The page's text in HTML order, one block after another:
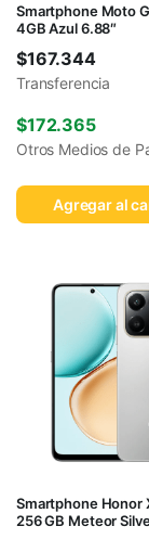
Smartphone Moto
4GB Azul 6.88″
$167.344
Transferencia
$172.365
Otros Medios de
Agregar al
Smartphone Honor
256 GB Meteor